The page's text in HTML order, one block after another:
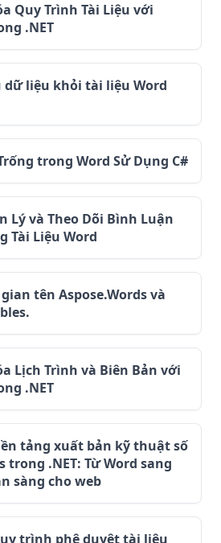
Quy Trình Tài Liệu với
.NET
dữ liệu khỏi tài liệu Word
trong Word Sử Dụng C#
Lý và Theo Dõi Bình Luận
Tài Liệu Word
tên Aspose.Words và
Lịch Trình và Biên Bản với
.NET
tảng xuất bản kỹ thuật số
trong .NET: Từ Word sang
sàng cho web
trình phê duyệt tài liệu